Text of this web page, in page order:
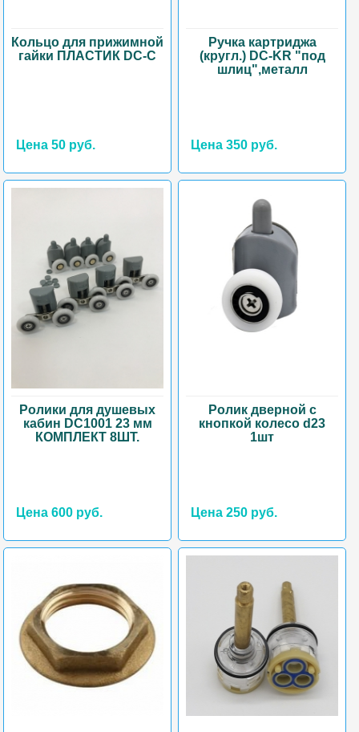
Кольцо для прижимной
гайки ПЛАСТИК DC-C
Цена 50 руб.
Ручка картриджа
(кругл.) DC-KR "под
шлиц",металл
Цена 350 руб.
Ролики для душевых
кабин DC1001 23 мм
КОМПЛЕКТ 8ШТ.
Цена 600 руб.
Ролик дверной с
кнопкой колесо d23
1шт
Цена 250 руб.